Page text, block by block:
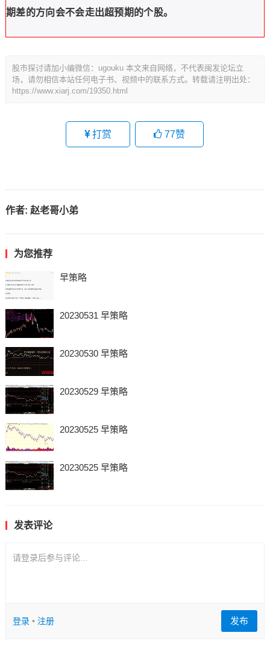
期差的方向会不会走出超预期的个股。
股市探讨请加小编微信：ugouku 本文来自网络，不代表闽发论坛立
场，请勿相信本站任何电子书、视频中的联系方式。转载请注明出处：
https://www.xiarj.com/19350.html
打赏 77赞
作者: 赵老哥小弟
为您推荐
早策略
20230531 早策略
20230530 早策略
20230529 早策略
20230525 早策略
20230525 早策略
发表评论
请登录后参与评论...
登录• 注册 发布